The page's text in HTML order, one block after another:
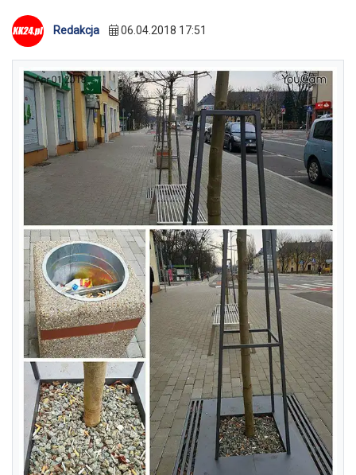
Redakcja 06.04.2018 17:51